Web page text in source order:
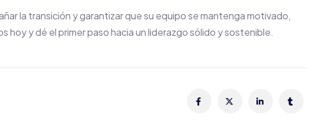
la transición y garantizar que su equipo se mantenga motivado,
y dé el primer paso hacia un liderazgo sólido y sostenible.